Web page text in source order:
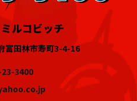
ルコビッチ
富田林市寿町3-4-16
3400